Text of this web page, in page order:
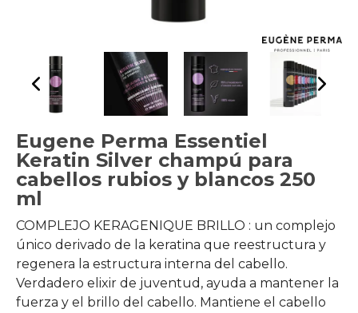
Eugene Perma Essentiel
Keratin Silver champú para
cabellos rubios y blancos 250
ml
COMPLEJO KERAGENIQUE BRILLO : un complejo
único derivado de la keratina que reestructura y
regenera la estructura interna del cabello.
Verdadero elixir de juventud, ayuda a mantener la
fuerza y el brillo del cabello. Mantiene el cabello